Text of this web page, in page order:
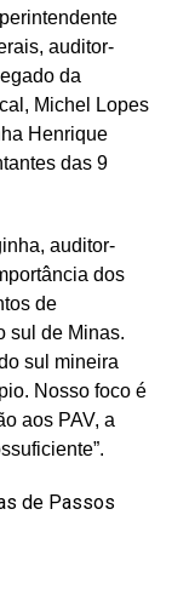
auditor-
da
Michel Lopes
Henrique
das 9
auditor-
dos
de
sul de Minas.
sul mineira
Nosso foco é
aos PAV, a
de Passos